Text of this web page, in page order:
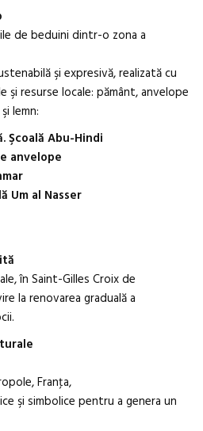
de beduini dintr-o zona a
şi expresivă, realizată cu
şi resurse locale: pământ, anvelope
lemn:
Şcoală Abu-Hindi
anvelope
Um al Nasser
în Saint-Gilles Croix de
la renovarea graduală a
Franţa,
şi simbolice pentru a genera un